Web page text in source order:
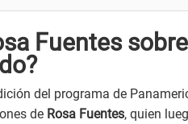
Fuentes
del programa de
de Rosa Fuentes, quien